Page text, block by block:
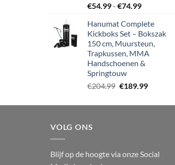
€54.99- €74.99Prijsklasse:
tot
€74.99
Hanumat Complete
Kickboks Set – Bokszak
150 cm, Muursteun,
Trapkussen, MMA
Handschoenen &
Springtouw
€204.99 Oorspronkelijke
was:
€189.99Huidige
is:
VOLG ONS
Blijf op de hoogte via onze Social